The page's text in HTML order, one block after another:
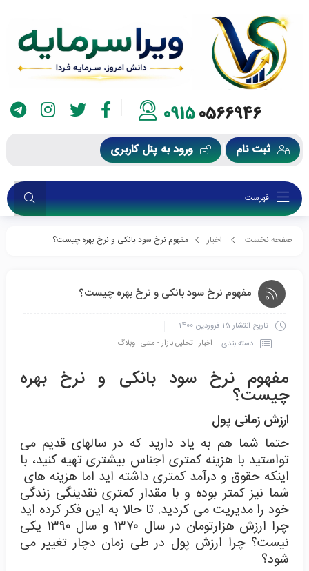
09150566946
ثبت نام ورود به پنل کاربری
فهرست
صفحه نخست اخبار مفهوم نرخ سود بانکی و نرخ بهره چیست؟
مفهوم نرخ سود بانکی و نرخ بهره چیست؟
تاریخ انتشار15 فروردین 1400
دسته بندی
اخبار تحلیل بازار - متنی وبلاگ
مفهوم نرخ سود بانکی و نرخ بهره
چیست؟
ارزش زمانی پول
حتما شما هم به یاد دارید که در سالهای قدیم می
تواستید با هزینه کمتری اجناس بیشتری تهیه کنید، با
اینکه حقوق و درآمد کمتری داشته اید اما هزینه های
شما نیز کمتر بوده و با مقدار کمتری نقدینگی زندگی
خود را مدیریت می کردید. تا حالا به این فکر کرده اید
چرا ارزش هزارتومان در سال ۱۳۷۰ و سال ۱۳۹۰ یکی
نیست؟ چرا ارزش پول در طی زمان دچار تغییر می
شود؟